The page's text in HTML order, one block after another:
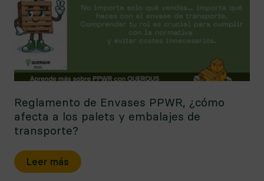
Reglamento de Envases PPWR, ¿cómo
afecta a los palets y embalajes de
transporte?
Leer más